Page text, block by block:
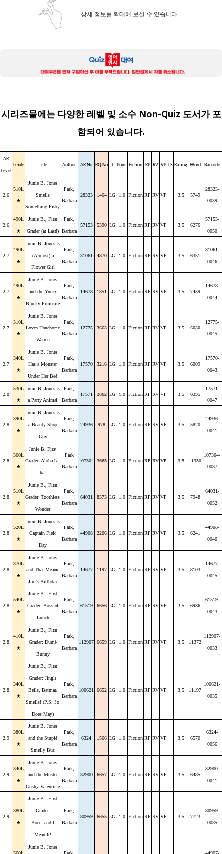
상세 정보를 확대해 보실 수 있습니다.
시리즈물에는 다양한 레벨 및 소수 Non-Quiz 도서가 포
함되어 있습니다.
AR
Level
Lexile Title Author AR No RQ No IL Point Fiction RP RV VP LS Rating Word Barcode
2.6
510L
★
Junie B. Jones
Smells
Something Fishy
Park,
Barbara
28323 1464 LG 1.0 Fiction RP RV VP 3.5 5749
28323-
0039
2.6
490L
★
Junie B., First
Grader (at Last!)
Park,
Barbara
57153 5390 LG 1.0 Fiction RP RV VP 3.5 6276
57153-
0050
2.7
490L
★
Junie B. Jones Is
(Almost) a
Flower Girl
Park,
Barbara
31061 4870 LG 1.0 Fiction RP RV VP 3.5 6351
31061-
0046
2.7
490L
★
Junie B. Jones
and the Yucky
Blucky Fruitcake
Park,
Barbara
14678 1351 LG 1.0 Fiction RP RV VP 3.5 7459
14678-
0044
2.7
310L
★
Junie B. Jones
Loves Handsome
Warren
Park,
Barbara
12775 3663 LG 1.0 Fiction RP RV VP 3.5 6030
12775-
0045
2.7
340L
★
Junie B. Jones
Has a Monster
Under Her Bed
Park,
Barbara
17570 3216 LG 1.0 Fiction RP RV VP 3.5 6009
17570-
0043
2.8
530L
★
Junie B. Jones Is
a Party Animal
Park,
Barbara
17571 3662 LG 1.0 Fiction RP RV VP 3.5 6335
17571-
0047
2.8
390L
★
Junie B. Jones Is
a Beauty Shop
Guy
Park,
Barbara
24936 978 LG 1.0 Fiction RP RV VP 3.5 5820
24936-
0041
2.8
360L
★
Junie B. First
Grader: Aloha-ha-
ha!
Park
Barbara
107304 3665 LG 1.0 Fiction RP RV VP 3.5 11350
107304-
0037
2.8
510L
★
Junie B., First
Grader: Toothless
Wonder
Park,
Barbara
64031 8373 LG 1.0 Fiction RP RV VP 3.5 7948
64031-
0052
2.8
520L
★
Junie B. Jones Is
Captain Field
Day
Park,
Barbara
44908 2206 LG 1.0 Fiction RP RV VP 3.5 6241
44908-
0040
2.8
370L
★
Junie B. Jones
and That Meanie
Jim's Birthday
Park,
Barbara
14677 1197 LG 1.0 Fiction RP RV VP 3.5 8103
14677-
0045
2.8
540L
★
Junie B., First
Grader: Boss of
Lunch
Park,
Barbara
61519 6656 LG 1.0 Fiction RP RV VP 3.5 6986
61519-
0043
2.8
410L
★
Junie B., First
Grader: Dumb
Bunny
Park,
Barbara
112907 6659 LG 1.0 Fiction RP RV VP 3.5 11372
112907-
0033
2.8
340L
★
Junie B., First
Grader: Jingle
Bells, Batman
Smells! (P.S. So
Does May)
Park,
Barbara
100621 6652 LG 1.0 Fiction RP RV VP 3.5 11197
100621-
0035
2.9
380L
★
Junie B. Jones
and the Stupid
Smelly Bus
Park,
Barbara
6324 1566 LG 1.0 Fiction RP RV VP 3.5 6570
6324-
0056
2.9
340L
★
Junie B. Jones
and the Mushy
Gushy Valentime
Park,
Barbara
32900 6657 LG 1.0 Fiction RP RV VP 3.5 6485
32900-
0041
2.9
380L
★
Junie B., First
Grader:
Boo...and I
Mean It!
Park,
Barbara
80959 6655 LG 1.0 Fiction RP RV VP 3.5 7723
80959-
0035
560L
Junie B. Jones
Park,
44907-